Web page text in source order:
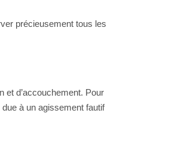
précieusement tous les
et d’accouchement. Pour
à un agissement fautif